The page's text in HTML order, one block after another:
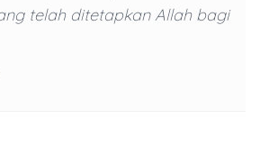
telah ditetapkan Allah bagi